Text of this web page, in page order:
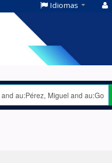
Idiomas